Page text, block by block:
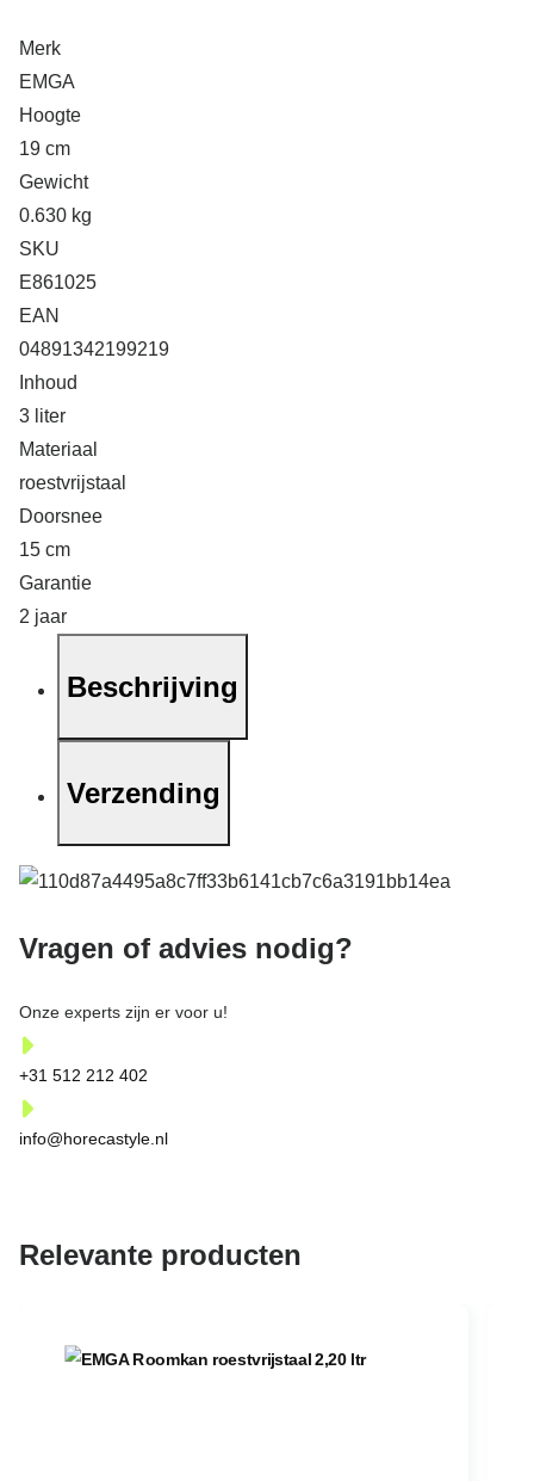
Merk
EMGA
Hoogte
19 cm
Gewicht
0.630 kg
SKU
E861025
EAN
04891342199219
Inhoud
3 liter
Materiaal
roestvrijstaal
Doorsnee
15 cm
Garantie
2 jaar
Beschrijving
Verzending
Vragen of advies nodig?
Onze experts zijn er voor u!
+31 512 212 402
info@horecastyle.nl
Relevante producten